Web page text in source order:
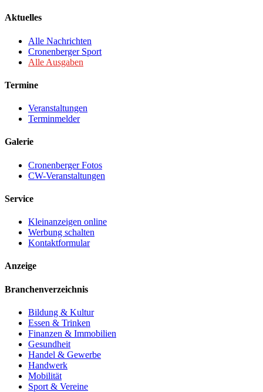
Aktuelles
Alle Nachrichten
Cronenberger Sport
Alle Ausgaben
Termine
Veranstaltungen
Terminmelder
Galerie
Cronenberger Fotos
CW-Veranstaltungen
Service
Kleinanzeigen online
Werbung schalten
Kontaktformular
Anzeige
Branchenverzeichnis
Bildung & Kultur
Essen & Trinken
Finanzen & Immobilien
Gesundheit
Handel & Gewerbe
Handwerk
Mobilität
Sport & Vereine